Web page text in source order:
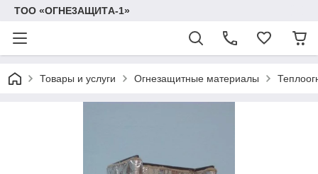
TOO «OГHE3AЩИTА-1»
Товары и услуги Огнезащитные материалы